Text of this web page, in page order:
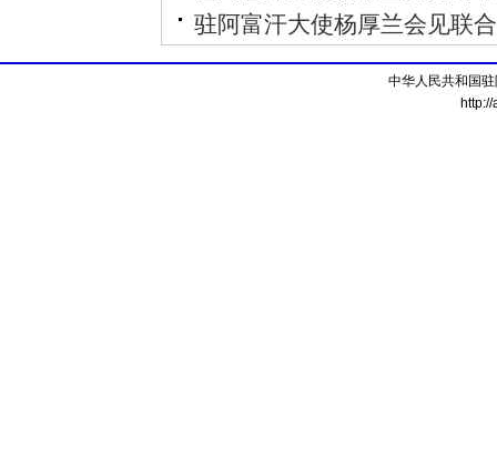
驻阿富汗大使杨厚兰会见联
中华人民共和国